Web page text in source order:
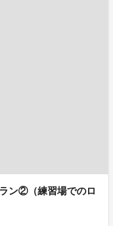
ン②（練習場でのロ